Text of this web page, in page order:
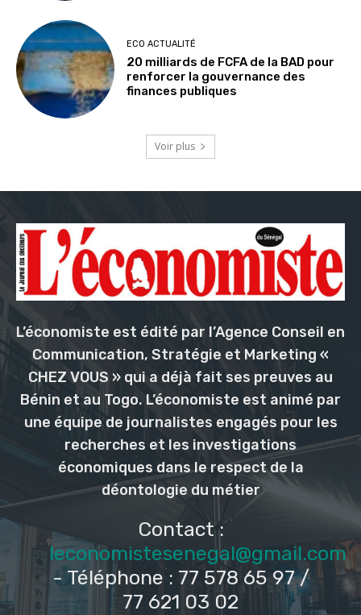
ECO ACTUALITÉ
20 milliards de FCFA de la BAD pour
renforcer la gouvernance des
finances publiques
Voir plus
L’économiste est édité par l’Agence Conseil en
Communication, Stratégie et Marketing «
CHEZ VOUS » qui a déjà fait ses preuves au
Bénin et au Togo. L’économiste est animé par
une équipe de journalistes engagés pour les
recherches et les investigations
économiques dans le respect de la
déontologie du métier
Contact :
leconomistesenegal@gmail.com
- Téléphone : 77 578 65 97 /
77 621 03 02